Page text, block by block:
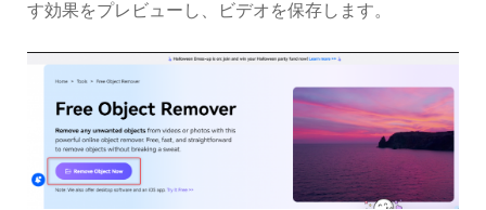
す効果をプレビューし、ビデオを保存します。